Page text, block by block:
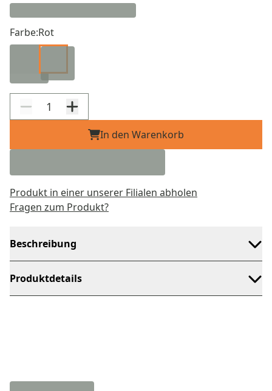
Farbe:Rot
In den Warenkorb
Produkt in einer unserer Filialen abholen
Fragen zum Produkt?
Beschreibung
Produktdetails